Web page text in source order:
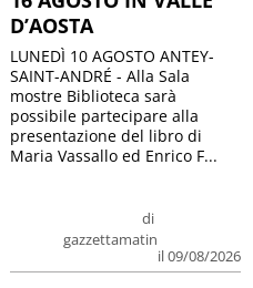
D’AOSTA
di
gazzettamatin
il 09/08/2026
LUNEDÌ 10 AGOSTO ANTEY-
SAINT-ANDRÉ - Alla Sala
mostre Biblioteca sarà
possibile partecipare alla
presentazione del libro di
Maria Vassallo ed Enrico F...